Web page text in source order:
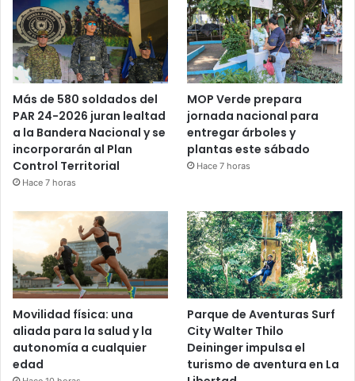
Más de 580 soldados del
PAR 24-2026 juran lealtad
a la Bandera Nacional y se
incorporarán al Plan
Control Territorial
Hace 7 horas
MOP Verde prepara
jornada nacional para
entregar árboles y
plantas este sábado
Hace 7 horas
Movilidad física: una
aliada para la salud y la
autonomía a cualquier
edad
Parque de Aventuras Surf
City Walter Thilo
Deininger impulsa el
turismo de aventura en La